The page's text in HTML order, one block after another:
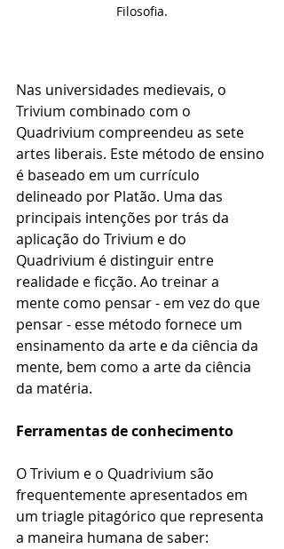
Filosofia.
Nas universidades medievais, o
Trivium combinado com o
Quadrivium compreendeu as sete
artes liberais. Este método de ensino
é baseado em um currículo
delineado por Platão. Uma das
principais intenções por trás da
aplicação do Trivium e do
Quadrivium é distinguir entre
realidade e ficção. Ao treinar a
mente como pensar - em vez do que
pensar - esse método fornece um
ensinamento da arte e da ciência da
mente, bem como a arte da ciência
da matéria.
Ferramentas de conhecimento
O Trivium e o Quadrivium são
frequentemente apresentados em
um triagle pitagórico que representa
a maneira humana de saber: